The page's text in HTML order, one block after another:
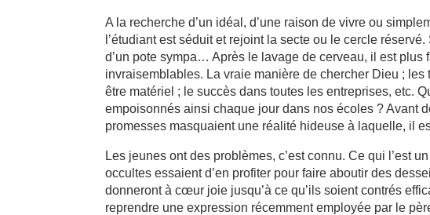
A la recherche d’un idéal, d’une raison de vivre ou
l’étudiant est séduit et rejoint la secte ou le cercle
d’un pote sympa… Après le lavage de cerveau, il est
invraisemblables. La vraie manière de chercher Dieu ;
être matériel ; le succès dans toutes les entreprises, etc.
empoisonnés ainsi chaque jour dans nos écoles ? Avant
promesses masquaient une réalité hideuse à laquelle, il
Les jeunes ont des problèmes, c’est connu. Ce qui l’est
occultes essaient d’en profiter pour faire aboutir des
donneront à cœur joie jusqu’à ce qu’ils soient contrés
reprendre une expression récemment employée par le